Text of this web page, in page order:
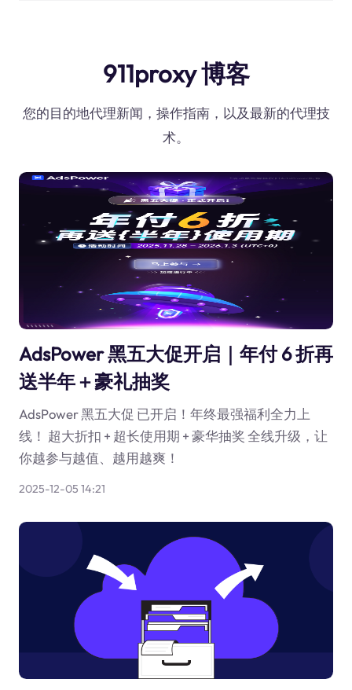
911proxy 博客
您的目的地代理新闻，操作指南，以及最新的代理技
术。
AdsPower 黑五大促开启｜年付 6 折再
送半年＋豪礼抽奖
AdsPower 黑五大促 已开启！年终最强福利全力上
线！ 超大折扣 + 超长使用期 + 豪华抽奖 全线升级，让
你越参与越值、越用越爽！
2025-12-05 14:21